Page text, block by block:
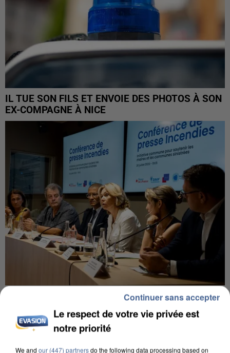
IL TUE SON FILS ET ENVOIE DES PHOTOS À SON
EX-COMPAGNE À NICE
INCENDIES : L’ÎLE-DE-FRANCE LANCE UN ÉLAN
DE SOLIDARITÉ AVEC LES...
Le respect de votre vie privée est
notre priorité
We and our (447) partnersdo the following data processing based on
Continuer sans accepter